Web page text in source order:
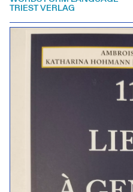
TRIEST VERLAG